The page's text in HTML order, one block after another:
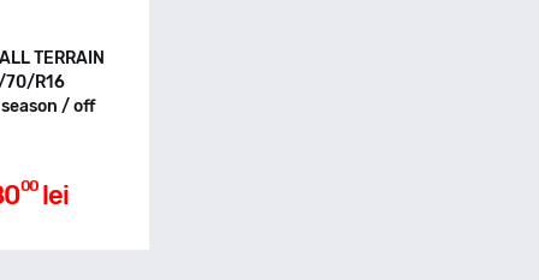
TERRAIN
70/R16
/ off
00 lei